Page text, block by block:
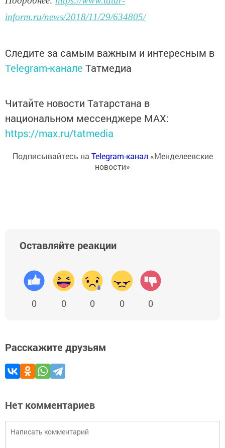
inform.ru/news/2018/11/29/634805/
Следите за самым важным и интересным в
Telegram-канале Татмедиа
Читайте новости Татарстана в
национальном мессенджере MАХ:
https://max.ru/tatmedia
Подписывайтесь на Telegram-канал «Менделеевские
новости»
Оставляйте реакции
0 0 0 0 0
Расскажите друзьям
Нет комментариев